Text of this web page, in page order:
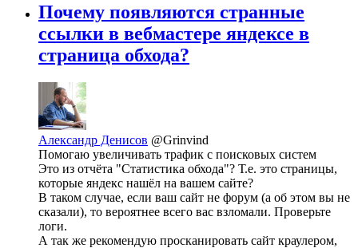
Почему появляются странные
ссылки в вебмастере яндексе в
страница обхода?
Александр Денисов @Grinvind
Помогаю увеличивать трафик с поисковых систем
Это из отчёта "Статистика обхода"? Т.е. это страницы,
которые яндекс нашёл на вашем сайте?
В таком случае, если ваш сайт не форум (а об этом вы не
сказали), то вероятнее всего вас взломали. Проверьте
логи.
А так же рекомендую просканировать сайт краулером,